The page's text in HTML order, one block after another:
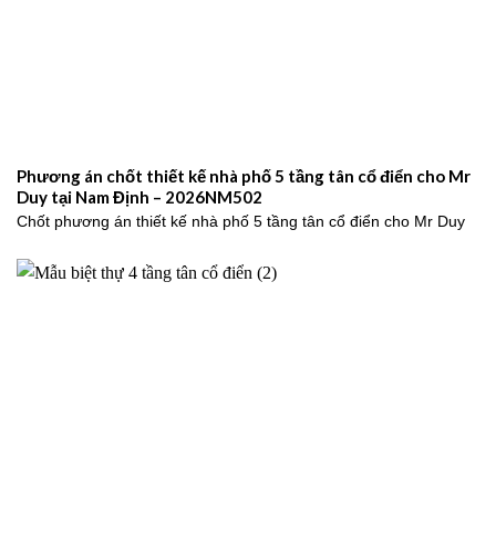
Phương án chốt thiết kế nhà phố 5 tầng tân cổ điển cho Mr
Duy tại Nam Định – 2026NM502
Chốt phương án thiết kế nhà phố 5 tầng tân cổ điển cho Mr Duy